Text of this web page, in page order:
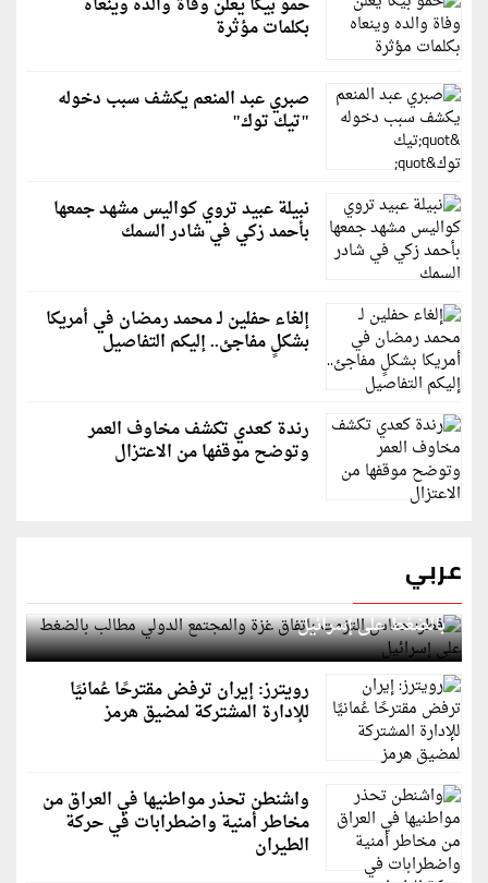
بكلمات مؤثرة
صبري عبد المنعم يكشف سبب دخوله
"تيك توك"
نبيلة عبيد تروي كواليس مشهد جمعها
بأحمد زكي في شادر السمك
إلغاء حفلين لـ محمد رمضان في أمريكا
بشكلٍ مفاجئ.. إليكم التفاصيل
رندة كعدي تكشف مخاوف العمر
وتوضح موقفها من الاعتزال
عربي
قطر: حماس التزمت باتفاق غزة والمجتمع الدولي مطالب
بالضغط على إسرائيل
رويترز: إيران ترفض مقترحًا عُمانيًا
للإدارة المشتركة لمضيق هرمز
واشنطن تحذر مواطنيها في العراق من
مخاطر أمنية واضطرابات في حركة
الطيران